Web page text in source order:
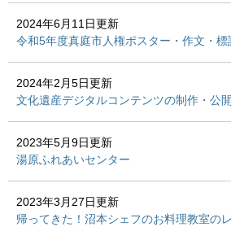
2024年6月11日更新
令和5年度真庭市人権ポスター・作文・標
2024年2月5日更新
文化遺産デジタルコンテンツの制作・公開
2023年5月9日更新
湯原ふれあいセンター
2023年3月27日更新
帰ってきた！沼本シェフのお料理教室の